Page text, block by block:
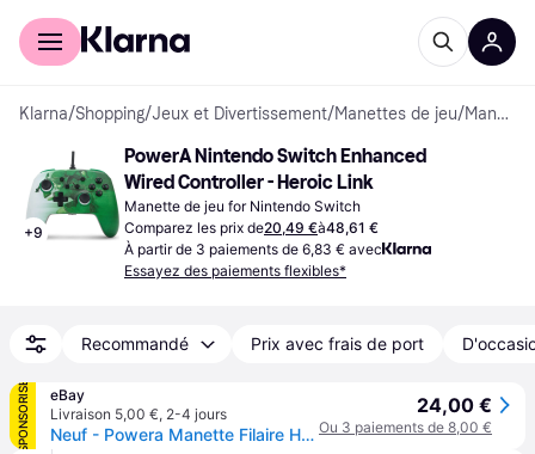
Acheter avec Klarna
Klarna/Shopping/Jeux et Divertissement/Manettes de jeu/ Manettes de jeu
+9
PowerA Nintendo Switch Enhanced
Wired Controller - Heroic Link
Manette de jeu for Nintendo Switch
Comparez les prix de20,49 €à48,61 €
À partir de 3 paiements de 6,83 € avec
Essayez des paiements flexibles*
Recommandé Prix avec frais de port
SPONSORISÉ
eBay
Livraison 5,00 €, 2-4 jours
Neuf - Powera Manette Filaire Heroic Link Zelda Verte Nintendo Switch Et Oled
24,00 €
Ou 3 paiements de 8,00 €